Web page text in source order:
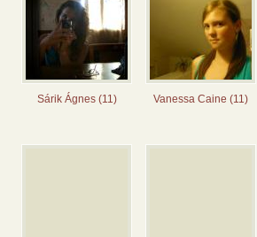
Sárik Ágnes (11) Vanessa Caine (11)